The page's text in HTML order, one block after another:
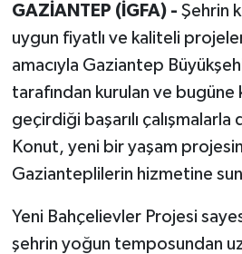
GAZİANTEP (İGFA) - Şehrin
uygun fiyatlı ve kaliteli
amacıyla Gaziantep
tarafından kurulan ve bugüne
geçirdiği başarılı
Konut, yeni bir yaşam
Gazianteplilerin hizmetine
Yeni Bahçelievler Projesi
şehrin yoğun temposundan